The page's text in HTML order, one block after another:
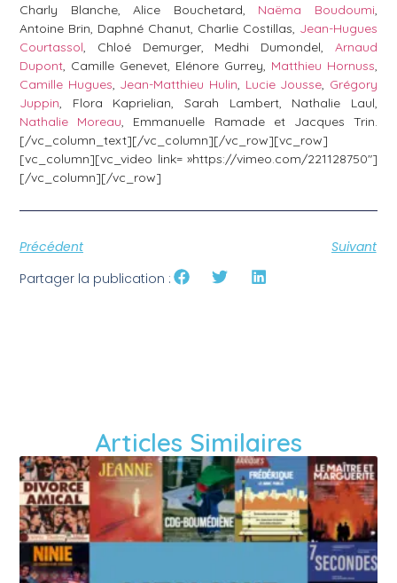
Charly Blanche, Alice Bouchetard, Naëma Boudoumi,
Antoine Brin, Daphné Chanut, Charlie Costillas, Jean-Hugues
Courtassol, Chloé Demurger, Medhi Dumondel, Arnaud
Dupont, Camille Genevet, Elénore Gurrey, Matthieu Hornuss,
Camille Hugues, Jean-Matthieu Hulin, Lucie Jousse, Grégory
Juppin, Flora Kaprielian, Sarah Lambert, Nathalie Laul,
Nathalie Moreau, Emmanuelle Ramade et Jacques Trin.
[/vc_column_text][/vc_column][/vc_row][vc_row]
[vc_column][vc_video link= »https://vimeo.com/221128750″]
[/vc_column][/vc_row]
Précédent
Suivant
Partager la publication :
Articles Similaires